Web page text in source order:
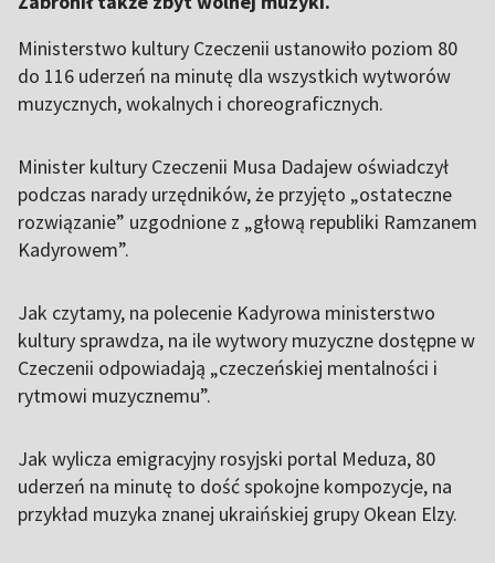
Ministerstwo kultury Czeczenii ustanowiło poziom 80
do 116 uderzeń na minutę dla wszystkich wytworów
muzycznych, wokalnych i choreograficznych.
Minister kultury Czeczenii Musa Dadajew oświadczył
podczas narady urzędników, że przyjęto „ostateczne
rozwiązanie” uzgodnione z „głową republiki Ramzanem
Kadyrowem”.
Jak czytamy, na polecenie Kadyrowa ministerstwo
kultury sprawdza, na ile wytwory muzyczne dostępne w
Czeczenii odpowiadają „czeczeńskiej mentalności i
rytmowi muzycznemu”.
Jak wylicza emigracyjny rosyjski portal Meduza, 80
uderzeń na minutę to dość spokojne kompozycje, na
przykład muzyka znanej ukraińskiej grupy Okean Elzy.